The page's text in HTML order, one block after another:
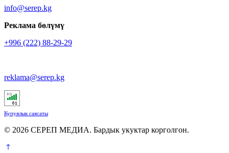
info@serep.kg
Реклама бөлүмү
+996 (222) 88-29-29
reklama@serep.kg
Купуялык саясаты
© 2026 СЕРЕП МЕДИА. Бардык укуктар корголгон.